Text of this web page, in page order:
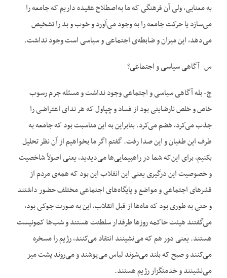
به معنایی، ولی آن فرهنگی که ما به‌اصطلاح عقیده داریم که جامعه را
می‌سازد یا حرکت جامعه را به وجود می‌آورد و خوب و بد را تشخیص
می‌دهد، این میزان و ضابطه‌ی اجتماعی و سیاسی است وجود نداشت.
س- آگاهی سیاسی و اجتماعی؟
ج- بله آگاهی سیاسی و اجتماعی وجود نداشت و مسئله جرم رسوب
خاص و خلص نارضایتی بود از فساد و چپاول که هر ندای اعتراضی را
جذب می‌کرد، هضم می‌کرد. بنابراین به این مناسبت بود که جامعه به
طرف این طغیان و این صدا رفت. گفتم اگر ما بخواهیم از آن نظر تحلیل
بکنیم، برای این‌که شما در راهپیمایی‌ها می‌دیدید، یعنی اصولاً شاخصیت
و خصوصیت این درگیری یعنی این انقلاب این بود که همه‌ی مردم از
قشرهای اجتماعی و مواضع و پایگاه‌های اجتماعی مختلف حضور داشتند
و حتی به طوری بود که ماه‌ها از قبل انقلاب، این به صورت جوکی بود،
می‌گفتند هیئت حاکمه روزها طرفدار سلطنت هستند و شب‌ها کمونیست
هستند. یعنی دور هم که می‌نشینند انتقاد می‌کنند، رژیم را مسخره
می‌کنند و صبح که بلند می‌شوند لباس می‌پوشند و می‌روند پشت میز
می‌نشینند و خدمتگزار رژیم هستند.